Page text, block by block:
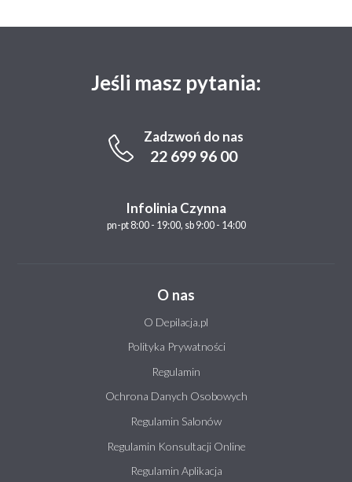
Jeśli masz pytania:
Zadzwoń do nas
22 699 96 00
Infolinia Czynna
pn-pt 8:00 - 19:00, sb 9:00 - 14:00
O nas
O Depilacja.pl
Polityka Prywatności
Regulamin
Ochrona Danych Osobowych
Regulamin Salonów
Regulamin Konsultacji Online
Regulamin Aplikacja